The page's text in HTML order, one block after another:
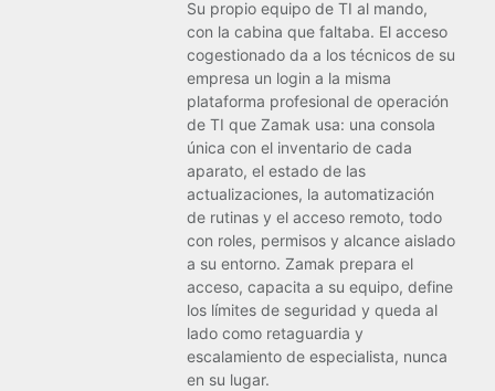
Su propio equipo de TI al mando,
con la cabina que faltaba. El acceso
cogestionado da a los técnicos de su
empresa un login a la misma
plataforma profesional de operación
de TI que Zamak usa: una consola
única con el inventario de cada
aparato, el estado de las
actualizaciones, la automatización
de rutinas y el acceso remoto, todo
con roles, permisos y alcance aislado
a su entorno. Zamak prepara el
acceso, capacita a su equipo, define
los límites de seguridad y queda al
lado como retaguardia y
escalamiento de especialista, nunca
en su lugar.